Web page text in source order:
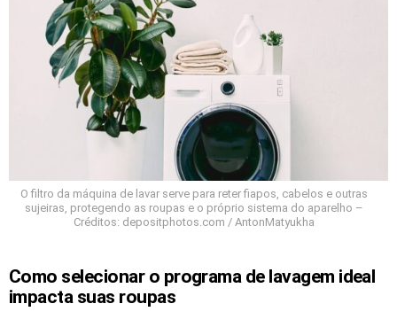
O filtro da máquina de lavar serve para reter fiapos, cabelos e outras
sujeiras, protegendo as roupas e o próprio sistema do aparelho –
Créditos: depositphotos.com / AntonMatyukha
Como selecionar o programa de lavagem ideal
impacta suas roupas